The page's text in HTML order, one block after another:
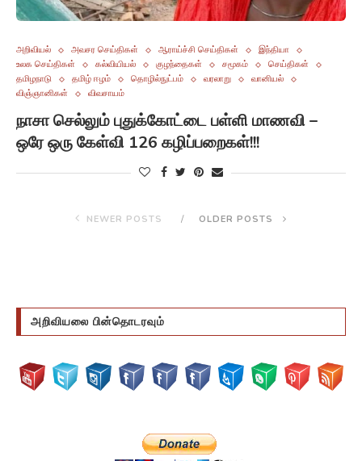
அறிவியல் அவசர செய்திகள் ஆராய்ச்சி செய்திகள்
இந்தியா
உலக செய்திகள்
கல்வியியல் குழந்தைகள் சமூகம்
செய்திகள்
தமிழநாடு
தமிழ் ஈழம் தொழில்நுட்பம் வரலாறு
வானியல்
விஞ்ஞானிகள்
விவசாயம்
நாசா செல்லும் புதுக்கோட்டை பள்ளி மாணவி –
ஒரே ஒரு கேள்வி 126 கழிப்பறைகள்!!!
NEWER POSTS OLDER POSTS
அறிவியலை பின்தொடரவும்